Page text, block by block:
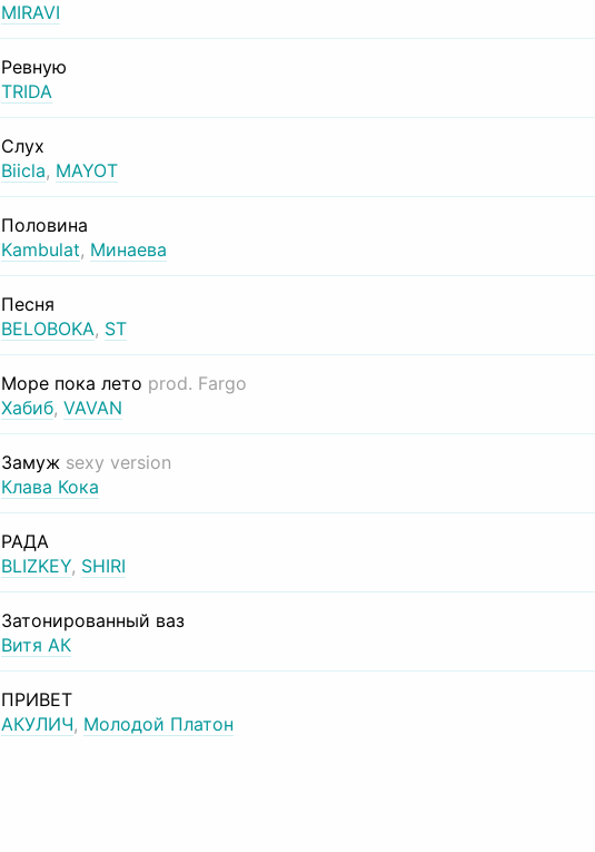
MIRAVI
Ревную
TRIDA
Слух
Biicla, MAYOT
Половина
Kambulat, Минаева
Песня
BELOBOKA, ST
Море пока лето prod. Fargo
Хабиб, VAVAN
Замуж sexy version
Клава Кока
РАДА
BLIZKEY, SHIRI
Затонированный ваз
Витя АК
ПРИВЕТ
АКУЛИЧ, Молодой Платон